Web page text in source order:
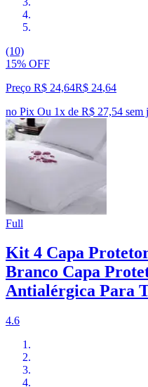
(10)
15% OFF
Preço R$ 24,64R$ 24,64
no Pix Ou 1x de R$ 27,54 sem
Full
Kit 4 Capa
Branco Capa
Antialérgica Para
4.6